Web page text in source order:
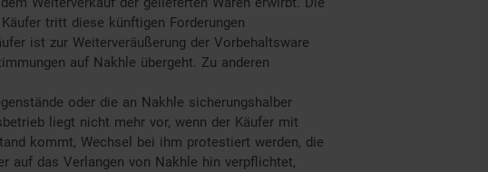
tritt diese künftigen Forderungen
ist zur Weiterveräußerung der Vorbehaltsware
auf Nakhle übergeht. Zu anderen
oder die an Nakhle sicherungshalber
liegt nicht mehr vor, wenn der Käufer mit
kommt, Wechsel bei ihm protestiert werden, die
auf das Verlangen von Nakhle hin verpflichtet,